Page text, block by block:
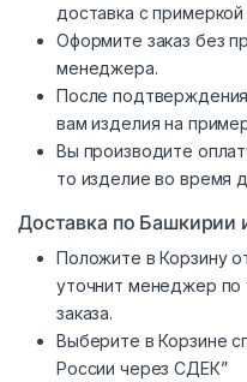
доставка с
Оформите заказ без
менеджера.
После
вам изделия на
Вы производите
то изделие во время
Доставка по Башкирии
Положите в Корзину
уточнит менеджер
заказа.
Выберите в Корзине
России через СДЕК”